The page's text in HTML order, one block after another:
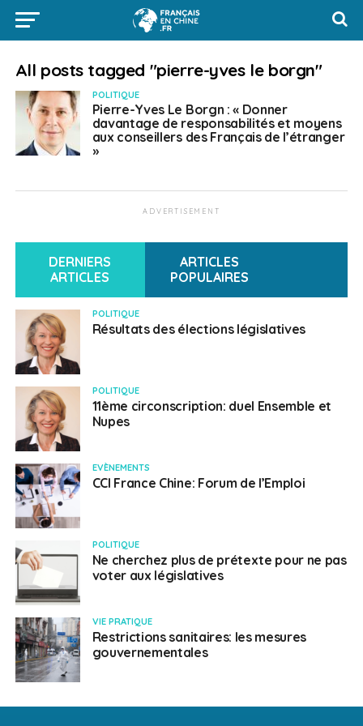
All posts tagged "pierre-yves le borgn"
POLITIQUE
Pierre-Yves Le Borgn : « Donner
davantage de responsabilités et moyens
aux conseillers des Français de l’étranger
»
ADVERTISEMENT
DERNIERS
ARTICLES
ARTICLES
POPULAIRES
POLITIQUE
Résultats des élections législatives
POLITIQUE
11ème circonscription: duel Ensemble et
Nupes
EVÈNEMENTS
CCI France Chine: Forum de l’Emploi
POLITIQUE
Ne cherchez plus de prétexte pour ne pas
voter aux législatives
VIE PRATIQUE
Restrictions sanitaires: les mesures
gouvernementales